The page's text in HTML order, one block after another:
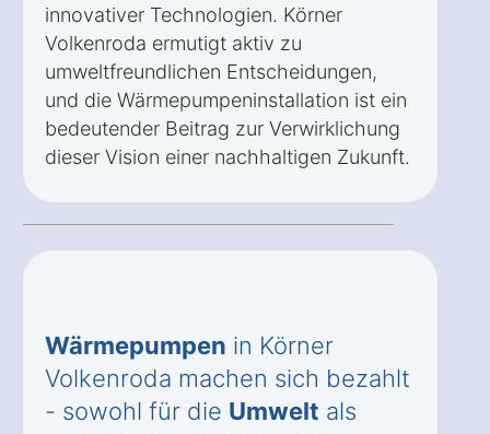
innovativer Technologien. Körner
Volkenroda ermutigt aktiv zu
umweltfreundlichen Entscheidungen,
und die Wärmepumpeninstallation ist ein
bedeutender Beitrag zur Verwirklichung
dieser Vision einer nachhaltigen Zukunft.
Wärmepumpen in Körner
Volkenroda machen sich bezahlt
- sowohl für die Umwelt als